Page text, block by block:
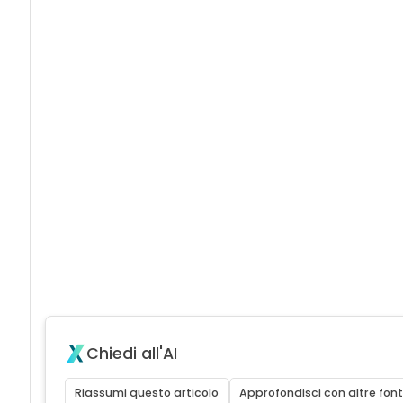
Chiedi all'AI
Riassumi questo articolo Approfondisci con altre